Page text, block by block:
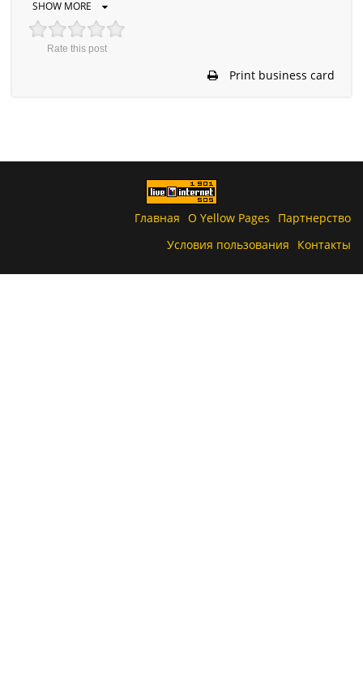
SHOW MORE
Rate this post
Print business card
Главная О Yellow Pages
Партнерство
Условия пользования
Контакты